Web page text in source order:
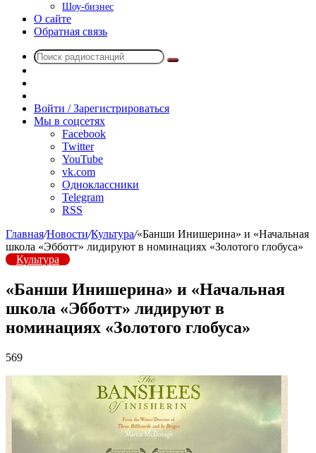
Шоу-бизнес
О сайте
Обратная связь
Поиск
радио
Войти / Зарегистрироваться
Мы в соцсетях
Facebook
Twitter
YouTube
vk.com
Одноклассники
Telegram
RSS
Главная/Новости/Культура/«Банши Инишерина» и «Начальная
школа «Эбботт» лидируют в номинациях «Золотого глобуса»
Культура
«Банши Инишерина» и «Начальная
школа «Эбботт» лидируют в
номинациях «Золотого глобуса»
569